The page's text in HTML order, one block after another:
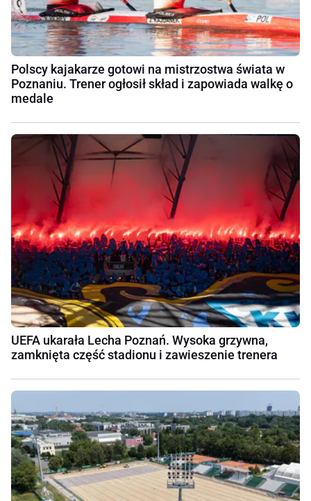
Polscy kajakarze gotowi na mistrzostwa świata w
Poznaniu. Trener ogłosił skład i zapowiada walkę o
medale
UEFA ukarała Lecha Poznań. Wysoka grzywna,
zamknięta część stadionu i zawieszenie trenera